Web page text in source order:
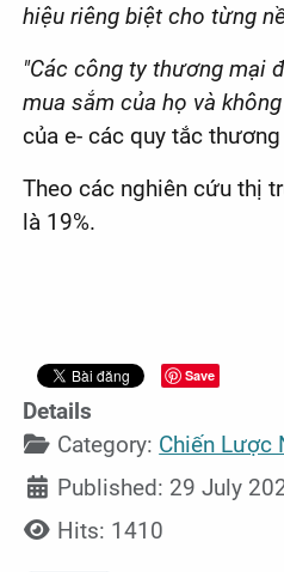
hiệu riêng biệt cho từng
"Các công ty thương mại
mua sắm của họ và
của e- các quy tắc
Theo các nghiên cứu thị
là 19%.
Save
Details
Category: Chiến Lược
Published: 29 July
Hits: 1410